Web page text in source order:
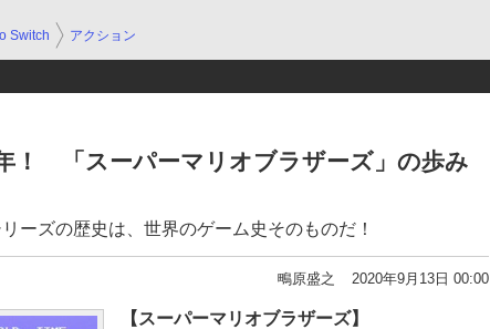
Switch アクション
！ 「スーパーマリオブラザーズ」の歩み
ーズの歴史は、世界のゲーム史そのものだ！
鴫原盛之 2020年9月13日 00:00
【スーパーマリオブラザーズ】